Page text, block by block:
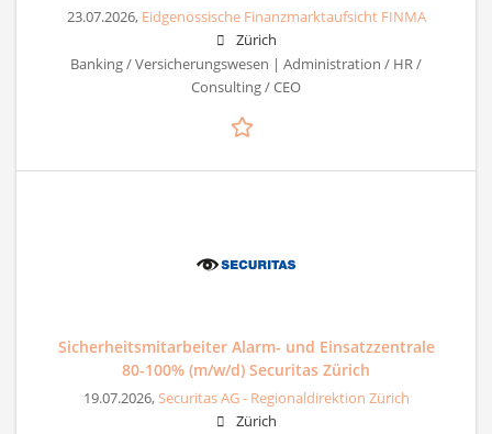
23.07.2026, Eidgenössische Finanzmarktaufsicht FINMA
Zürich
Banking / Versicherungswesen | Administration / HR /
Consulting / CEO
Sicherheitsmitarbeiter Alarm- und Einsatzzentrale
80-100% (m/w/d) Securitas Zürich
19.07.2026,Securitas AG - Regionaldirektion Zürich
Zürich